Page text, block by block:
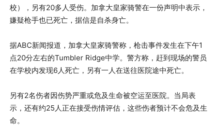
校），另有20多人受伤。加拿大皇家骑警在一份声明中表示，
嫌疑枪手也已死亡，据信是自杀身亡。
据ABC新闻报道，加拿大皇家骑警称，枪击事件发生在下午1
点20分左右的Tumbler Ridge中学。警方称，赶到现场的警员
在学校内发现6人死亡，另有一人在送往医院途中死亡。
另有2名伤者因伤势严重或危及生命被空运至医院。当局表
示，还有约25人正在接受伤情评估，这些伤者预计不会危及生
命。